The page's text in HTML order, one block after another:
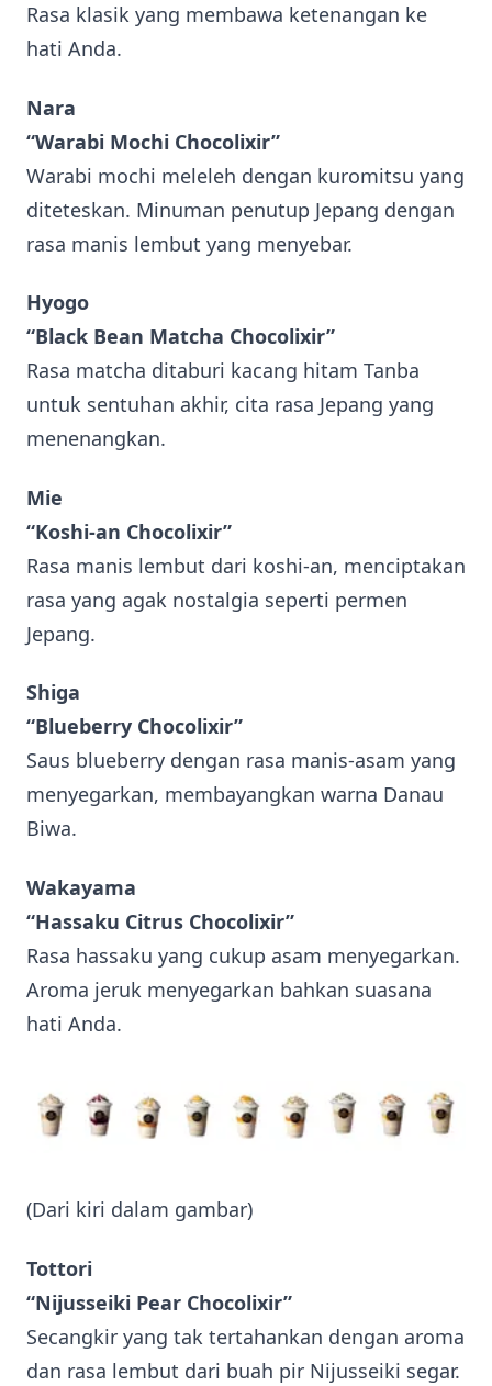
Rasa klasik yang membawa ketenangan ke
hati Anda.
Nara
“Warabi Mochi Chocolixir”
Warabi mochi meleleh dengan kuromitsu yang
diteteskan. Minuman penutup Jepang dengan
rasa manis lembut yang menyebar.
Hyogo
“Black Bean Matcha Chocolixir”
Rasa matcha ditaburi kacang hitam Tanba
untuk sentuhan akhir, cita rasa Jepang yang
menenangkan.
Mie
“Koshi-an Chocolixir”
Rasa manis lembut dari koshi-an, menciptakan
rasa yang agak nostalgia seperti permen
Jepang.
Shiga
“Blueberry Chocolixir”
Saus blueberry dengan rasa manis-asam yang
menyegarkan, membayangkan warna Danau
Biwa.
Wakayama
“Hassaku Citrus Chocolixir”
Rasa hassaku yang cukup asam menyegarkan.
Aroma jeruk menyegarkan bahkan suasana
hati Anda.
(Dari kiri dalam gambar)
Tottori
“Nijusseiki Pear Chocolixir”
Secangkir yang tak tertahankan dengan aroma
dan rasa lembut dari buah pir Nijusseiki segar.